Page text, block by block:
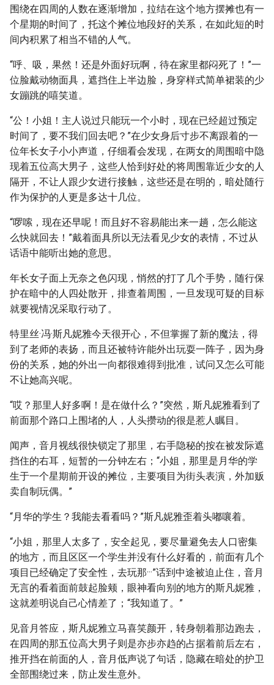
围绕在四周的人数在逐渐增加，拉结在这个地方摆摊也有一
个星期的时间了，托这个摊位地段好的关系，在如此短的时
间内积累了相当不错的人气。
“呼、吸，果然！还是外面好玩啊，待在家里都闷死了！”一
位脸戴动物面具，遮挡住上半边脸，身穿样式简单裙装的少
女蹦跳的嘻笑道。
“公！小姐！主人说过只能玩一个小时，现在已经超过预定
时间了，要不我们回去吧？”在少女身后寸步不离跟着的一
位年长女子小小声道，仔细看会发现，在两女的周围暗中隐
现着五位高大男子，这些人恰到好处的将周围靠近少女的人
隔开，不让人跟少女进行接触，这些还是在明的，暗处随行
作为保护的人更是多达十几位。
“啰嗦，现在还早呢！而且好不容易能出来一趟，怎么能这
么快就回去！”戴着面具所以无法看见少女的表情，不过从
话语中能听出她的意思。
年长女子面上无奈之色闪现，悄然的打了几个手势，随行保
护在暗中的人四处散开，排查着周围，一旦发现可疑的目标
就要视情况采取行动了。
特里丝·冯·斯凡妮雅今天很开心，不但掌握了新的魔法，得
到了老师的表扬，而且还被特许能外出玩耍一阵子，因为身
份的关系，她的外出一向都很难得到批准，试问又怎么可能
不让她高兴呢。
“哎？那里人好多啊！是在做什么？”突然，斯凡妮雅看到了
前面那个路口上围堵的人，人头攒动的很是惹人瞩目。
闻声，音月视线很快锁定了那里，右手隐秘的按在被发际遮
挡住的右耳，短暂的一分钟左右；“小姐，那里是月华的学
生于一个星期前开设的摊位，主要项目为街头表演，外加贩
卖自制玩偶。”
“月华的学生？我能去看看吗？”斯凡妮雅歪着头嘟嚷着。
“小姐，那里人太多了，安全起见，要尽量避免去人口密集
的地方，而且区区一个学生并没有什么好看的，前面有几个
项目已经确定了安全性，去玩那···”话到中途被迫止住，音月
无言的看着面前鼓起脸颊，眼神看向别的地方的斯凡妮雅，
这就差明说自己心情差了；“我知道了。”
见音月答应，斯凡妮雅立马喜笑颜开，转身朝着那边跑去，
在四周的那五位高大男子则是亦步亦趋的占据着前后左右，
推开挡在前面的人，音月低声说了句话，隐藏在暗处的护卫
全部围绕过来，防止发生意外。